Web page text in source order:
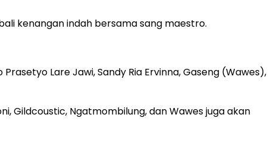
kenangan indah bersama sang maestro.
Lare Jawi, Sandy Ria Ervinna, Gaseng (Wawes),
Gildcoustic, Ngatmombilung, dan Wawes juga akan